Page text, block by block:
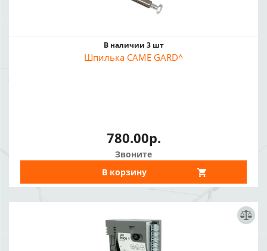
В наличии 3 шт
Шпилька CAME GARD^
780.00р.
Звоните
В корзину